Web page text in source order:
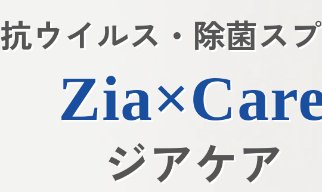
抗ウイルス・除菌ス
ジアケア